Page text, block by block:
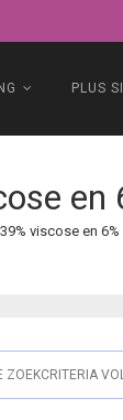
PLUS
en
viscose en
ZOEKCRITERIA